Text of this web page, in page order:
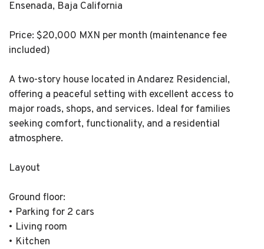
Ensenada, Baja California
Price: $20,000 MXN per month (maintenance fee
included)
A two-story house located in Andarez Residencial,
offering a peaceful setting with excellent access to
major roads, shops, and services. Ideal for families
seeking comfort, functionality, and a residential
atmosphere.
Layout
Ground floor:
• Parking for 2 cars
• Living room
• Kitchen